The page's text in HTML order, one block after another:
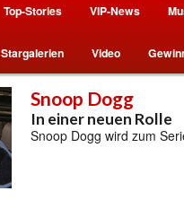
Top-Stories VIP-News
Stargalerien Video
Snoop Dogg
In einer neuen Rolle
Snoop Dogg wird zum